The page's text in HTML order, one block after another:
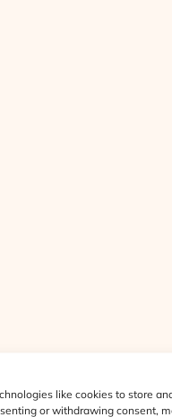
like cookies to store
or withdrawing consent,